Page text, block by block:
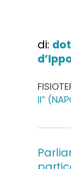
di:
II”